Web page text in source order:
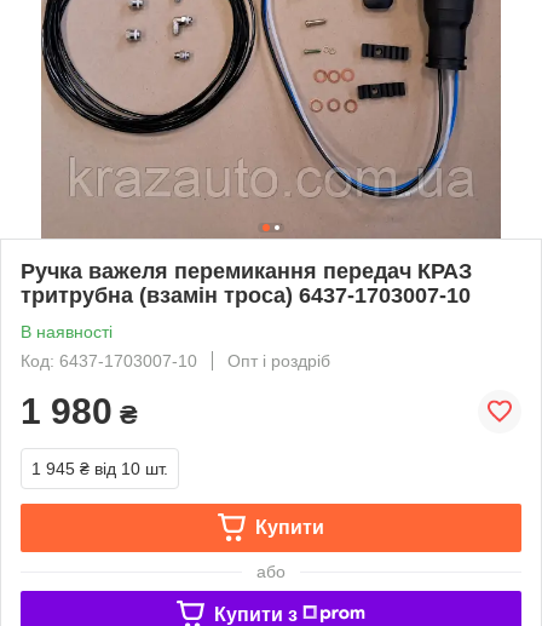
Ручка важеля перемикання передач КРАЗ
тритрубна (взамін троса) 6437-1703007-10
В наявності
Код: 6437-1703007-10
Опт і роздріб
1 980 ₴
1 945 ₴ від 10 шт.
Купити
або
Купити з